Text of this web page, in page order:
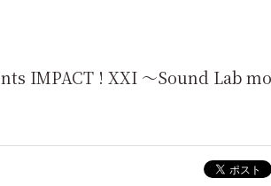
IMPACT ! XXI 〜Sound Lab